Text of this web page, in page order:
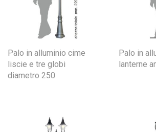
Palo in alluminio cime
liscie e tre globi
diametro 250
Palo in
lanterne